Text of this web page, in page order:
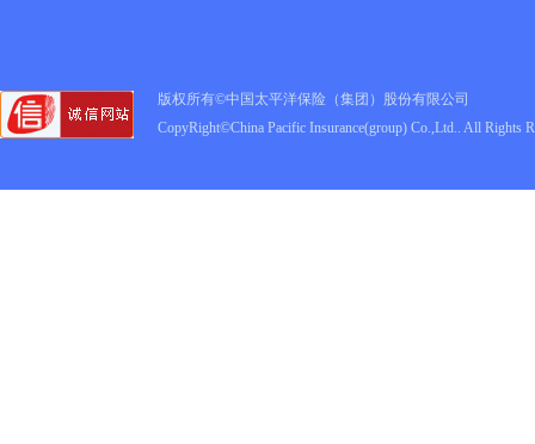
版权所有©中国太平洋保险（集团）股份有限公司
CopyRight©China Pacific Insurance(group) Co.,Ltd.. All Rights